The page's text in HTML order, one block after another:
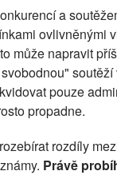
a
ovlivněnými
může napravit
pouze
propadne.
rozdíly
Právě